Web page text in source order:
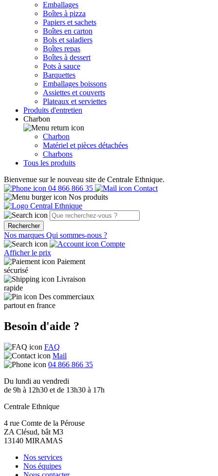
Emballages
Boîtes à pizza
Papiers et sachets
Boîtes en carton
Bols et saladiers
Boîtes repas
Boîtes à dessert
Pots à sauce
Barquettes
Emballages boissons
Assiettes et couverts
Plateaux et serviettes
Produits d'entretien
Charbon
Charbon
Matériel et pièces détachées
Charbons
Tous les produits
Bienvenue sur le nouveau site de Centrale Ethnique.
04 866 866 35
Contact
Nos produits
Rechercher
Nos marques Qui sommes-nous ?
Compte
Afficher le prix
Paiement
sécurisé
Livraison
rapide
Des commerciaux
partout en france
Besoin d'aide ?
FAQ
Mail
04 866 866 35
Du lundi au vendredi
de 9h à 12h30 et de 13h30 à 17h
Centrale Ethnique
4 rue Comte de la Pérouse
ZA Clésud, bât M3
13140 MIRAMAS
Nos services
Nos équipes